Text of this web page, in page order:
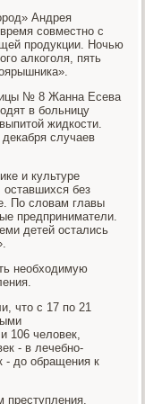
Андрея
совместно с
продукции. Ночью
алкоголя, пять
№ 8 Жанна Есева
в больницу
жидкости.
случаев
и культуре
оставшихся без
По словам главы
предприниматели.
детей остались
необходимую
что с 17 по 21
106 человек,
- в лечебно-
- до обращения к
преступления,